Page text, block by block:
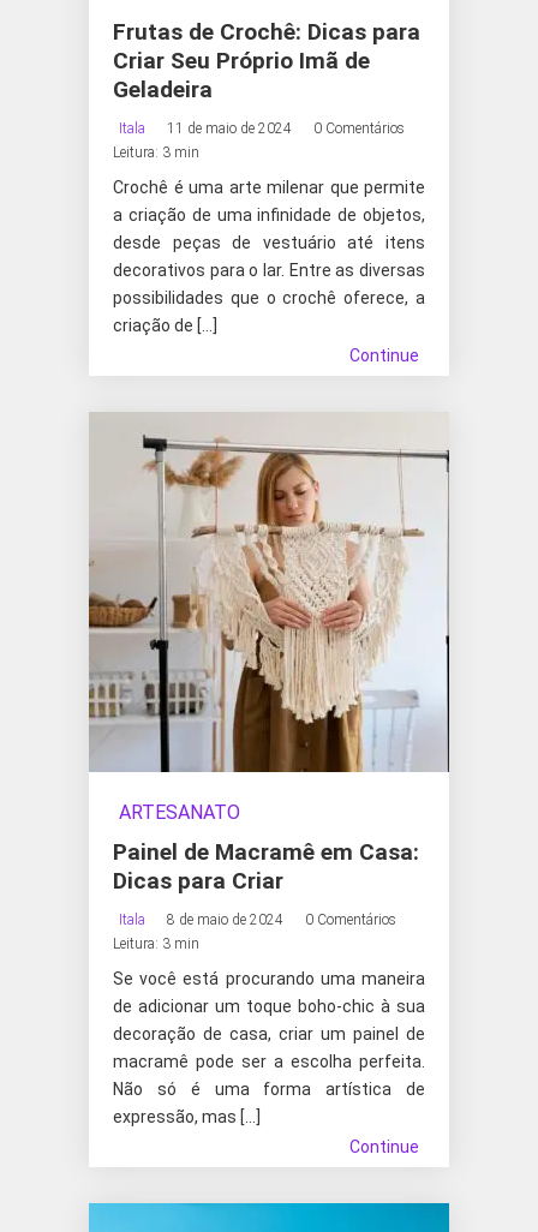
Frutas de Crochê: Dicas para
Criar Seu Próprio Imã de
Geladeira
Itala 11 de maio de 2024
0 Comentários
Leitura: 3 min
Crochê é uma arte milenar que permite
a criação de uma infinidade de objetos,
desde peças de vestuário até itens
decorativos para o lar. Entre as diversas
possibilidades que o crochê oferece, a
criação de […]
Continue
ARTESANATO
Painel de Macramê em Casa:
Dicas para Criar
Itala 8 de maio de 2024
0 Comentários
Leitura: 3 min
Se você está procurando uma maneira
de adicionar um toque boho-chic à sua
decoração de casa, criar um painel de
macramê pode ser a escolha perfeita.
Não só é uma forma artística de
expressão, mas […]
Continue